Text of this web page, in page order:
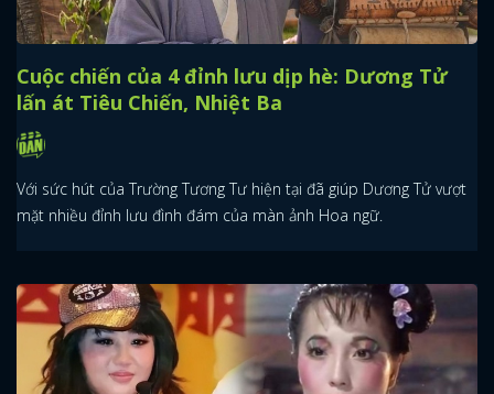
Cuộc chiến của 4 đỉnh lưu dịp hè: Dương Tử
lấn át Tiêu Chiến, Nhiệt Ba
Với sức hút của Trường Tương Tư hiện tại đã giúp Dương Tử vượt
mặt nhiều đỉnh lưu đình đám của màn ảnh Hoa ngữ.